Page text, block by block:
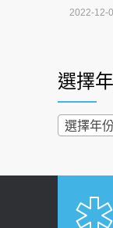
4連霸
西園醫
民眾熱
2026-06-30
健康
2022-12-
2022-02-
過量維
「落
展運動
選擇
選擇年